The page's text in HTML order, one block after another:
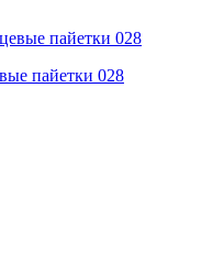
пайетки 028